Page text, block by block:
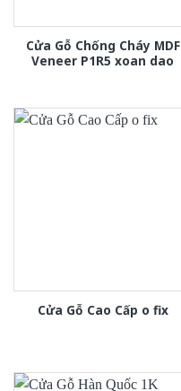
Cửa Gỗ Chống Cháy MDF
Veneer P1R5 xoan dao
Cửa Gỗ Cao Cấp o fix